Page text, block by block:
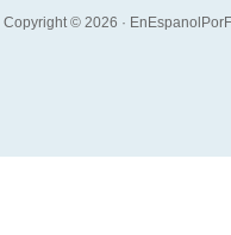
Copyright © 2026 ·